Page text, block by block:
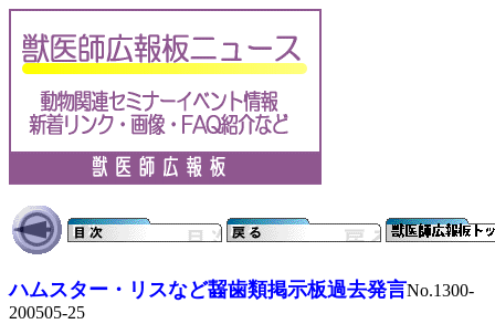
ハムスター・リスなど齧歯類掲示板過去発言No.1300-
200505-25